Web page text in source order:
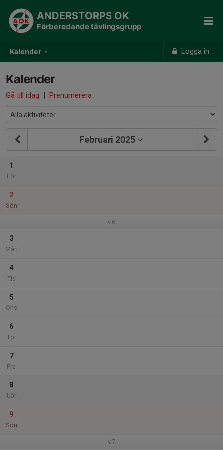
Kalender Logga in
ANDERSTORPS OK
Förberedande tävlingsgrupp
Kalender
Gå till idag | Prenumerera
Februari 2025
1
Lör
2
Sön
v.6
3
Mån
4
Tis
5
Ons
6
Tor
7
Fre
8
Lör
9
Sön
v.7